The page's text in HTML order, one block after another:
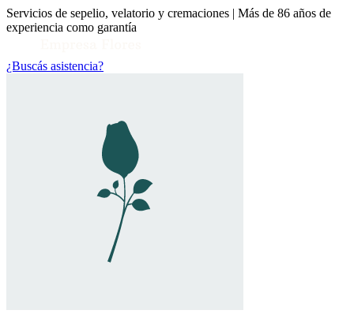
Servicios de sepelio, velatorio y cremaciones | Más de 86 años de
experiencia como garantía
¿Buscás asistencia?